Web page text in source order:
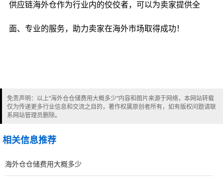
供应链海外仓作为行业内的佼佼者，可以为卖家提供全
面、专业的服务，助力卖家在海外市场取得成功！
免责声明：以上"海外仓仓储费用大概多少"内容和图片来源于网络，本网站转载
仅为传递更多行业信息和交流之目的，著作权属原创者所有，如有版权问题请联
系网站管理员删除。
相关信息推荐
海外仓仓储费用大概多少